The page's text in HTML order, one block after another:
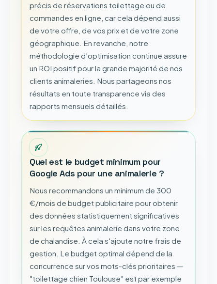
précis de réservations toilettage ou de
commandes en ligne, car cela dépend aussi
de votre offre, de vos prix et de votre zone
géographique. En revanche, notre
méthodologie d'optimisation continue assure
un ROI positif pour la grande majorité de nos
clients animaleries. Nous partageons nos
résultats en toute transparence via des
rapports mensuels détaillés.
Quel est le budget minimum pour
Google Ads pour une animalerie ?
Nous recommandons un minimum de 300
€/mois de budget publicitaire pour obtenir
des données statistiquement significatives
sur les requêtes animalerie dans votre zone
de chalandise. À cela s'ajoute notre frais de
gestion. Le budget optimal dépend de la
concurrence sur vos mots-clés prioritaires —
"toilettage chien Toulouse" est par exemple